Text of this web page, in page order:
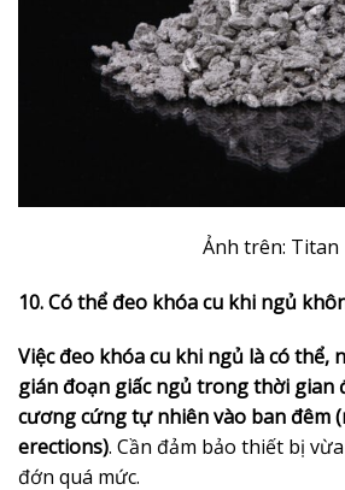
Ảnh trên: Titan
10. Có thể đeo khóa cu khi ngủ
Việc đeo khóa cu khi ngủ là có thể,
gián đoạn giấc ngủ trong thời gian
cương cứng tự nhiên vào ban đêm
erections). Cần đảm bảo thiết bị
đớn quá mức.